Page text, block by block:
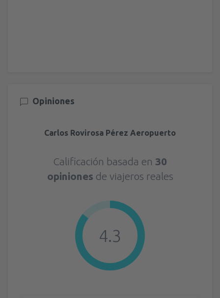
Opiniones
Carlos Rovirosa Pérez Aeropuerto
Calificación basada en 30
opiniones de viajeros reales
4.3